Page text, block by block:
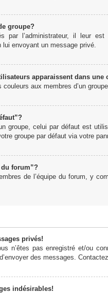
groupe?
par l’administrateur, il leur
lui envoyant un message privé.
apparaissent dans une
couleurs aux membres d’un
groupe, celui par défaut est
groupe par défaut via votre
du forum”?
de l’équipe du forum, y
privés!
n’êtes pas enregistré et/ou
des messages.
indésirables!